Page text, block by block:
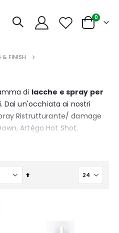
Cart
0articoli
& FINISH
di lacche e spray per
Dai un'occhiata ai nostri
Ristrutturante/ damage
Artègo Hot Shot,
progettati per offrirti
al spray per uno stile
prodotto ideale per fissare
si adatta alle tue
capelli con facilità e stile.
Imposta